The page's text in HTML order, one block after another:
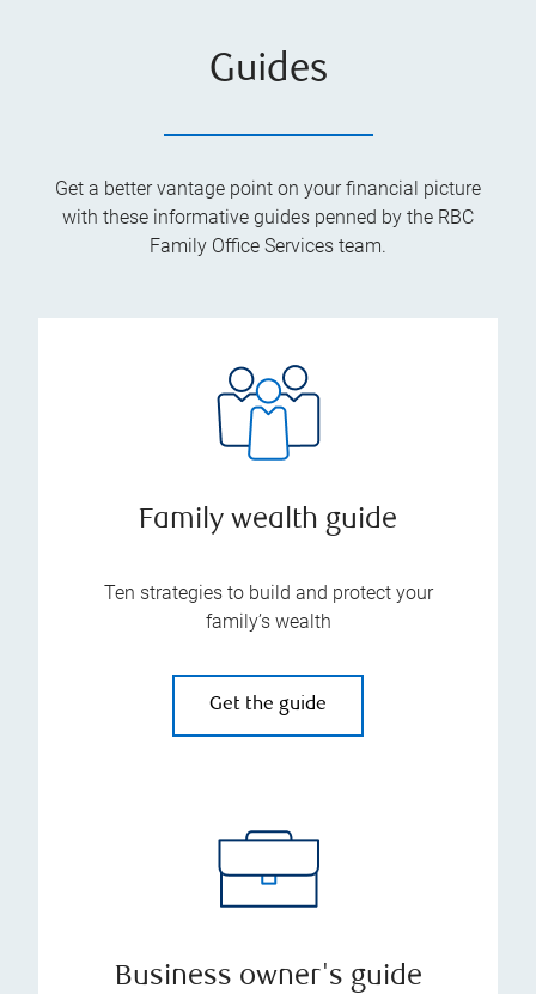
Guides
Get a better vantage point on your financial picture
with these informative guides penned by the RBC
Family Office Services team.
Family wealth guide
Ten strategies to build and protect your
family’s wealth
Get the guide
Business owner's guide